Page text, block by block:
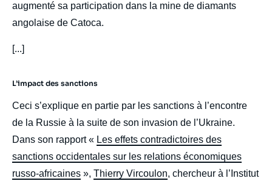
augmenté sa participation dans la mine de diamants
angolaise de Catoca.
[...]
L’impact des sanctions
Ceci s’explique en partie par les sanctions à l’encontre
de la Russie à la suite de son invasion de l’Ukraine.
Dans son rapport « Les effets contradictoires des
sanctions occidentales sur les relations économiques
russo-africaines », Thierry Vircoulon, chercheur à l’Institut